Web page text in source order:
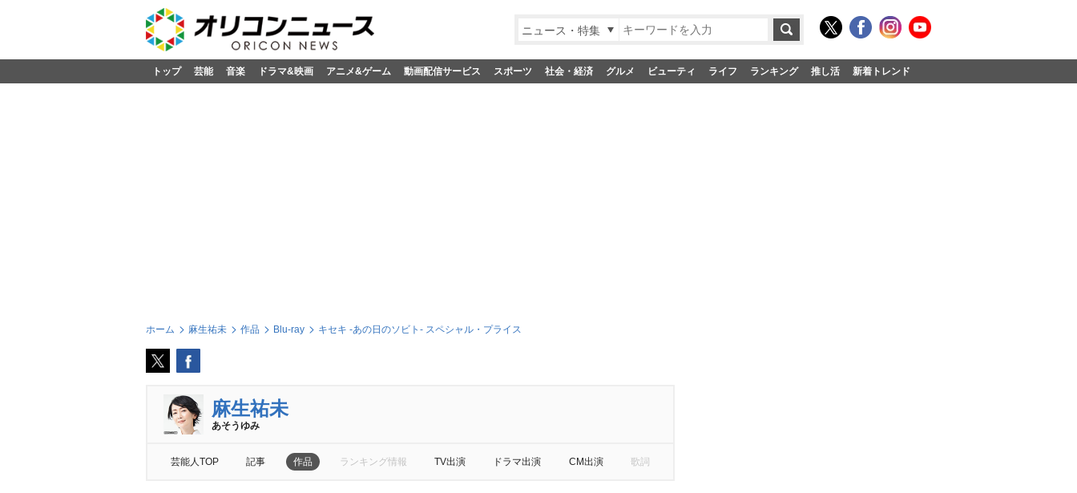
ニュース・特集
トップ 芸能 音楽 ドラマ&映画 アニメ&ゲーム 動画配信サービス スポーツ 社会・経済 グルメ ビューティ ライフ ランキング 推し活 新着トレンド
ホーム 麻生祐未 作品 Blu-ray キセキ -あの日のソビト- スペシャル・プライス
麻生祐未
あそうゆみ
芸能人TOP 記事 作品 ランキング情報 TV出演 ドラマ出演 CM出演 歌詞